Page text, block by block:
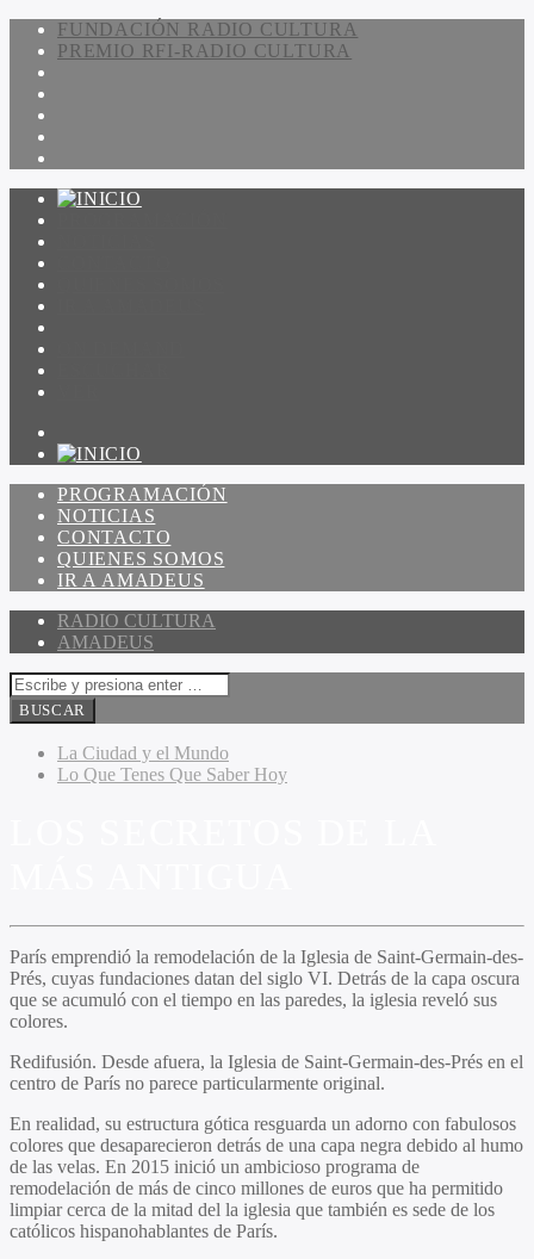
FUNDACIÓN RADIO CULTURA
PREMIO RFI-RADIO CULTURA
PROGRAMACIÓN
NOTICIAS
CONTACTO
QUIENES SOMOS
IR A AMADEUS
RADIO CULTURA
AMADEUS
La Ciudad y el Mundo
Lo Que Tenes Que Saber Hoy
París emprendió la remodelación de la Iglesia de Saint-Germain-des-
Prés, cuyas fundaciones datan del siglo VI. Detrás de la capa oscura
que se acumuló con el tiempo en las paredes, la iglesia reveló sus
colores.
Redifusión. Desde afuera, la Iglesia de Saint-Germain-des-Prés en el
centro de París no parece particularmente original.
En realidad, su estructura gótica resguarda un adorno con fabulosos
colores que desaparecieron detrás de una capa negra debido al humo
de las velas. En 2015 inició un ambicioso programa de
remodelación de más de cinco millones de euros que ha permitido
limpiar cerca de la mitad del la iglesia que también es sede de los
católicos hispanohablantes de París.